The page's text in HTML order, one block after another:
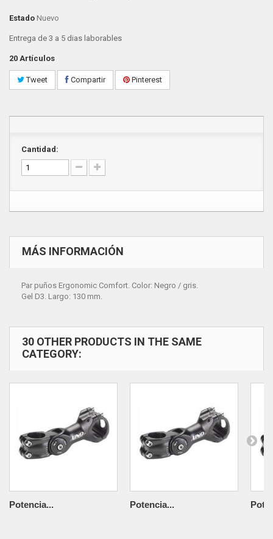
Estado Nuevo
Entrega de 3 a 5 dias laborables
20 Artículos
Tweet Compartir Pinterest
Cantidad:
MÁS INFORMACIÓN
Par puños Ergonomic Comfort. Color: Negro / gris.
Gel D3. Largo: 130 mm.
30 OTHER PRODUCTS IN THE SAME
CATEGORY:
Potencia... Potencia...